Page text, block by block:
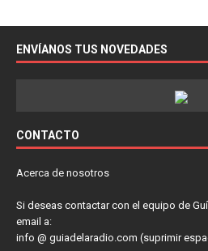
ENVÍANOS TUS NOVEDADES
CONTACTO
Acerca de nosotros
Si deseas contactar con el equipo de
email a:
info @ guiadelaradio.com (suprimir